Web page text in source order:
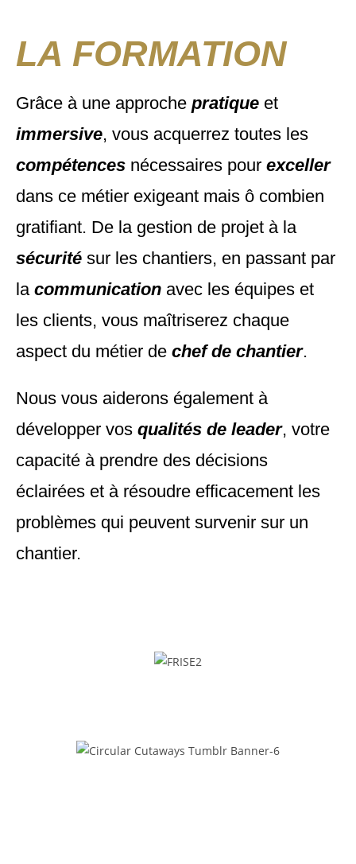
LA FORMATION
Grâce à une approche pratique et
immersive, vous acquerrez toutes les
compétences nécessaires pour exceller
dans ce métier exigeant mais ô combien
gratifiant. De la gestion de projet à la
sécurité sur les chantiers, en passant par
la communication avec les équipes et
les clients, vous maîtriserez chaque
aspect du métier de chef de chantier.
Nous vous aiderons également à
développer vos qualités de leader, votre
capacité à prendre des décisions
éclairées et à résoudre efficacement les
problèmes qui peuvent survenir sur un
chantier.